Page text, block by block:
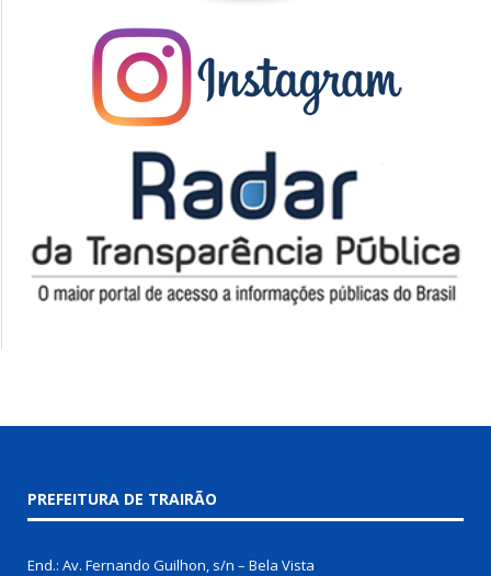
PREFEITURA DE TRAIRÃO
End.: Av. Fernando Guilhon, s/n – Bela Vista